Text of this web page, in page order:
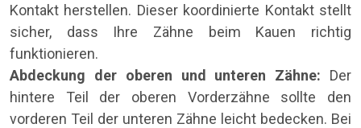
Kontakt herstellen. Dieser koordinierte Kontakt stellt
sicher, dass Ihre Zähne beim Kauen richtig
funktionieren.
Abdeckung der oberen und unteren Zähne: Der
hintere Teil der oberen Vorderzähne sollte den
vorderen Teil der unteren Zähne leicht bedecken. Bei